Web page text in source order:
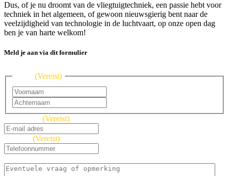
Dus, of je nu droomt van de vliegtuigtechniek, een passie hebt voor
techniek in het algemeen, of gewoon nieuwsgierig bent naar de
veelzijdigheid van technologie in de luchtvaart, op onze open dag
ben je van harte welkom!
Meld je aan via dit formulier
(Vereist)
(Vereist)
(Vereist)